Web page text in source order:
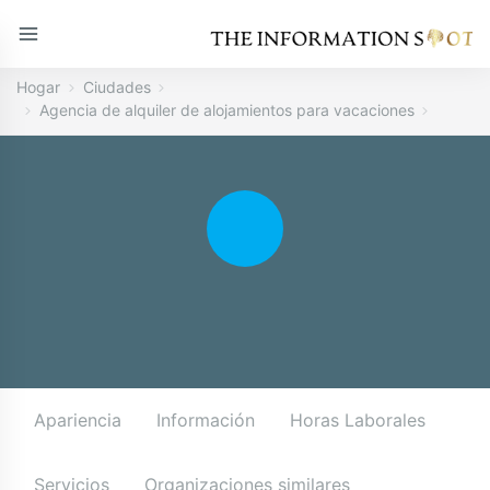
Hogar
Ciudades
Agencia de alquiler de alojamientos para vacaciones
Apariencia Información Horas Laborales
Servicios Organizaciones similares